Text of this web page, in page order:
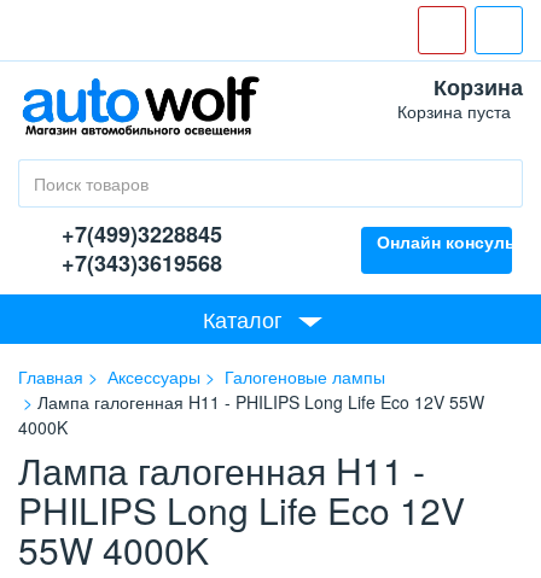
Корзина
Корзина пуста
+7(499)3228845
+7(343)3619568
Онлайн
Каталог
Главная Аксессуары
Галогеновые лампы
Лампа галогенная H11 - PHILIPS Long Life Eco 12V 55W
4000K
Лампа галогенная H11 -
PHILIPS Long Life Eco 12V
55W 4000K